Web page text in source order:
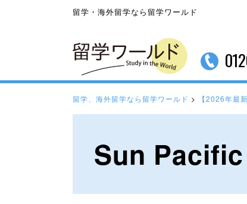
留学・海外留学なら留学ワールド
留学、海外留学なら留学ワールド > 【2026年最
Sun